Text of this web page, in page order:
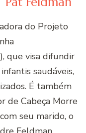
do Projeto
que visa difundir
saudáveis,
É também
de Cabeça Morre
seu marido, o